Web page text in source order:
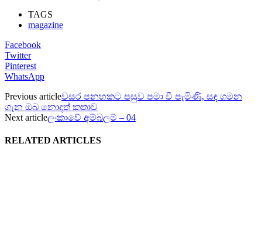
TAGS
magazine
Facebook
Twitter
Pinterest
WhatsApp
Previous articleවසර පනහකට පසුව පමා වී පැමිණි, සඳ ගමන
ගැන ඔබ නොදත් කතාව
Next articleලංකාවේ අම්බලම් – 04
RELATED ARTICLES